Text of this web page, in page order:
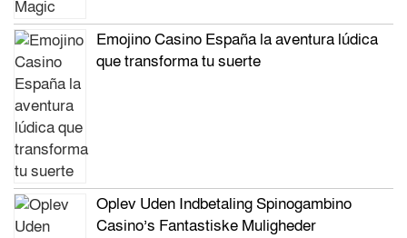
Emojino Casino España la aventura lúdica
que transforma tu suerte
Oplev Uden Indbetaling Spinogambino
Casino’s Fantastiske Muligheder